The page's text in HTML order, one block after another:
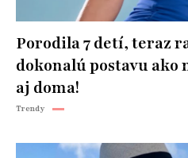
Porodila 7 detí, teraz
dokonalú postavu ako
aj doma!
Trendy